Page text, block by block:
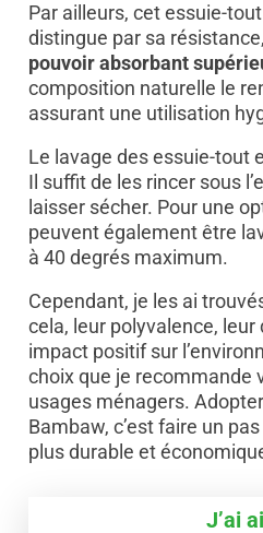
Par ailleurs, cet essuie-
distingue par sa
pouvoir absorbant
composition naturelle le
assurant une utilisation
Le lavage des essuie-tout
Il suffit de les rincer sous
laisser sécher. Pour une
peuvent également être
à 40 degrés maximum.
Cependant, je les ai
cela, leur polyvalence,
impact positif sur
choix que je recommande
usages ménagers.
Bambaw, c’est faire un
plus durable et
J’ai